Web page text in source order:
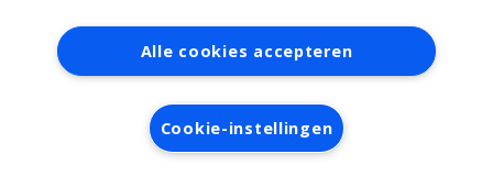
Contact Account aanvragen
Inloggen
RAI bestanden
Privacy
Algemene
voorwaarden
Verwerkersovereenkomst
Alle cookies accepteren
Cookie-instellingen